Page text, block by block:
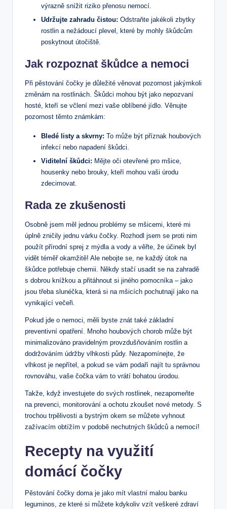
výrazně snížit riziko přenosu nemocí.
Udržujte zahradu čistou: Odstraňte jakékoli zbytky
rostlin a nežádoucí plevel, které by mohly škůdcům
poskytnout útočiště.
Jak rozpoznat škůdce a nemoci
Při pěstování čočky je důležité věnovat pozornost jakýmkoli
změnám na rostlinách. Škůdci mohou být jako nepozvaní
hosté, kteří se včlení mezi vaše oblíbené jídlo. Věnujte
pozornost těmto známkám:
Bledé listy a skvrny: To může být příznak houbových
infekcí nebo napadení škůdci.
Viditelní škůdci: Mějte oči otevřené pro mšice,
housenky nebo brouky, kteří mohou vaši úrodu
zdecimovat.
Rada ze zkušenosti
Osobně jsem měl jednou problémy se mšicemi, které mi
úplně zničily jednu várku čočky. Rozhodl jsem se proti nim
použít přírodní sprej z mýdla a vody a věřte, že účinek byl
vidět téměř okamžitě! Ale nebojte se, ne každý útok na
škůdce potřebuje chemii. Někdy stačí usadit se na zahradě
s dobrou knížkou a přitáhnout si jiného pomocníka – jako
jsou třeba slunéčka, která si na mšicích pochutnají jako na
vynikající večeři.
Pokud jde o nemoci, měli byste znát také základní
preventivní opatření. Mnoho houbových chorob může být
minimalizováno pravidelným provzdušňováním rostlin a
dodržováním údržby vlhkosti půdy. Nezapomínejte, že
vlhkost je nepřítel, a pokud se vám podaří najít tu správnou
rovnováhu, vaše čočka vám to vrátí bohatou úrodou.
Takže, když investujete do svých rostlinek, nezapomeňte
na prevenci, monitorování a ochotu zkoušet nové metody. S
trochou trpělivosti a bystrým okem se můžete vyhnout
zažívacím obtížím v podobě nechutných škůdců a nemocí!
Recepty na využití
domácí čočky
Pěstování čočky doma je jako mít vlastní malou banku
leguminos, ze které si můžete kdykoliv vzít veškeré zdraví